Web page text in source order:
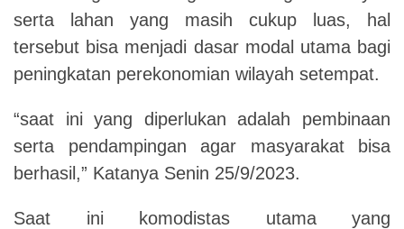
serta lahan yang masih cukup luas, hal
tersebut bisa menjadi dasar modal utama bagi
peningkatan perekonomian wilayah setempat.
“saat ini yang diperlukan adalah pembinaan
serta pendampingan agar masyarakat bisa
berhasil,” Katanya Senin 25/9/2023.
Saat ini komodistas utama yang